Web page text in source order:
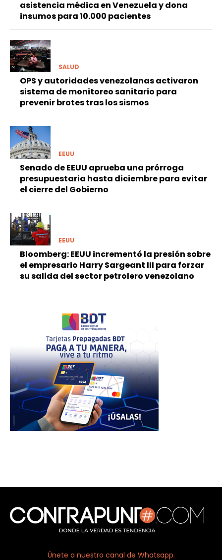
asistencia médica en Venezuela y dona
insumos para 10.000 pacientes
SALUD
OPS y autoridades venezolanas activaron
sistema de monitoreo sanitario para
prevenir brotes tras los sismos
EEUU
Senado de EEUU aprueba una prórroga
presupuestaria hasta diciembre para evitar
el cierre del Gobierno
EEUU
Bloomberg: EEUU incrementó la presión sobre
el empresario Harry Sargeant III para forzar
su salida del sector petrolero venezolano
Únete a nuestro canal de Whatsapp.